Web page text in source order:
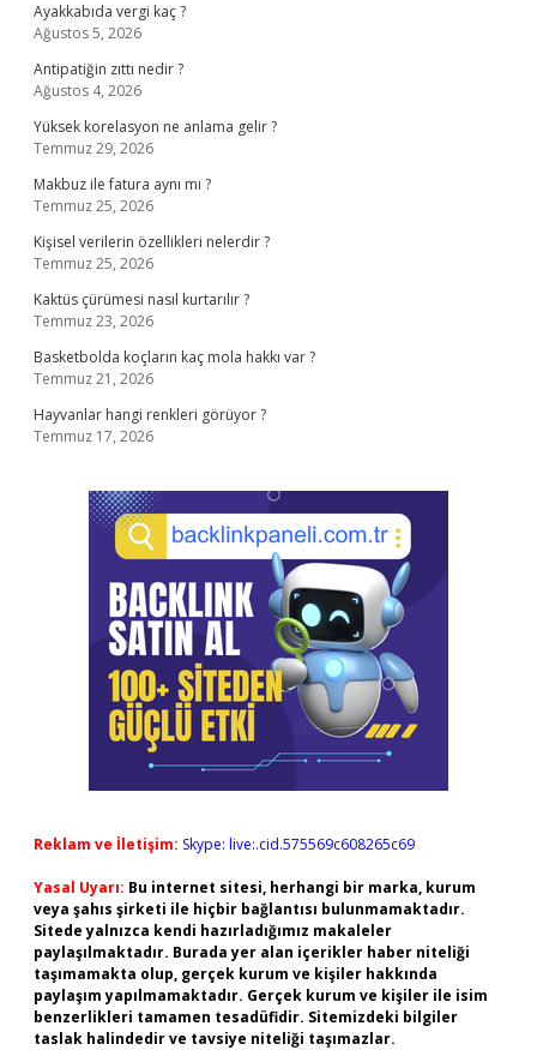
Ayakkabıda vergi kaç ?
Ağustos 5, 2026
Antipatiğin zıttı nedir ?
Ağustos 4, 2026
Yüksek korelasyon ne anlama gelir ?
Temmuz 29, 2026
Makbuz ile fatura aynı mı ?
Temmuz 25, 2026
Kişisel verilerin özellikleri nelerdir ?
Temmuz 25, 2026
Kaktüs çürümesi nasıl kurtarılır ?
Temmuz 23, 2026
Basketbolda koçların kaç mola hakkı var ?
Temmuz 21, 2026
Hayvanlar hangi renkleri görüyor ?
Temmuz 17, 2026
Reklam ve İletişim: Skype: live:.cid.575569c608265c69
Yasal Uyarı: Bu internet sitesi, herhangi bir marka, kurum
veya şahıs şirketi ile hiçbir bağlantısı bulunmamaktadır.
Sitede yalnızca kendi hazırladığımız makaleler
paylaşılmaktadır. Burada yer alan içerikler haber niteliği
taşımamakta olup, gerçek kurum ve kişiler hakkında
paylaşım yapılmamaktadır. Gerçek kurum ve kişiler ile isim
benzerlikleri tamamen tesadüfidir. Sitemizdeki bilgiler
taslak halindedir ve tavsiye niteliği taşımazlar.